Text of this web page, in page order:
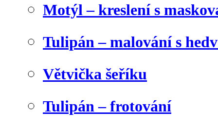
Motýl – kreslení s
Tulipán – malování s
Větvička šeříku
Tulipán – frotování